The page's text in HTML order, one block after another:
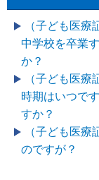
（子ども医
中学校を卒業
か？
（子ども医
時期はいつで
すか？
（子ども医
のですが？